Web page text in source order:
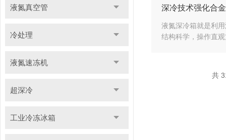
液氮真空管
冷处理
液氮速冻机
超深冷
工业冷冻冰箱
深冷技术强化合
液氮深冷箱就是利
结构科学，操作直
共